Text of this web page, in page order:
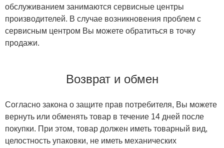
обслуживанием занимаются сервисные центры
производителей. В случае возникновения проблем с
сервисным центром Вы можете обратиться в точку
продажи.
Возврат и обмен
Согласно закона о защите прав потребителя, Вы можете
вернуть или обменять товар в течение 14 дней после
покупки. При этом, товар должен иметь товарный вид,
целостность упаковки, не иметь механических